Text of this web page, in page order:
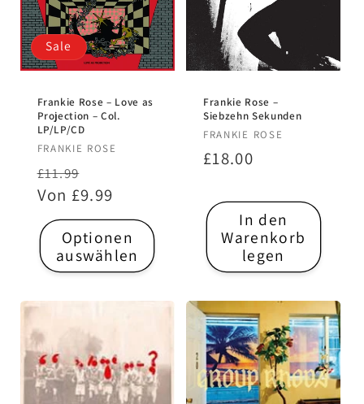
Sale
Frankie Rose – Love as
Projection – Col.
LP/LP/CD
Anbieter:
FRANKIE ROSE
Normaler
Preis
£11.99
Von £9.99
Optionen
auswählen
Frankie Rose –
Siebzehn Sekunden
Anbieter:
FRANKIE ROSE
Normaler
£18.00
In den
Warenkorb
legen